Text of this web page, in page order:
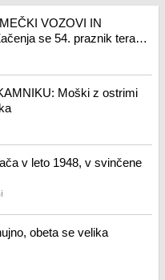
VOZOVI IN
se 54. praznik terana
Moški z ostrimi
v leto 1948, v svinčene
obeta se velika